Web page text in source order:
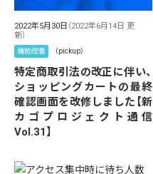
2022年5月30日 （2022年6月14日 更
新）
機能改善 （pickup）
特定商取引法の改正に伴い、
ショッピングカートの最終
確認画面を改修しました【新
カゴプロジェクト通信
Vol.31】